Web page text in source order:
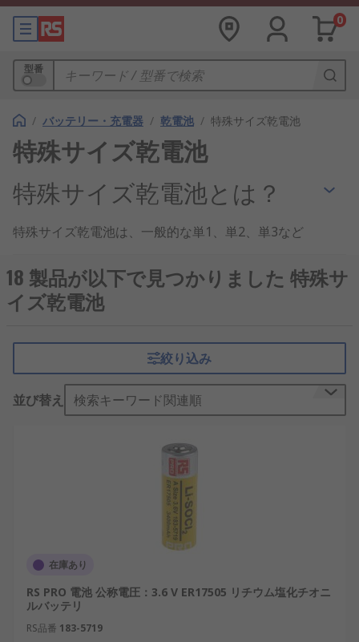
0
型番
/ バッテリー・充電器 / 乾電池 / 特殊サイズ乾電池
特殊サイズ乾電池
特殊サイズ乾電池とは？
特殊サイズ乾電池は、一般的な単1、単2、単3など
用途やデバイス向けに設計された製品群です。小型
化、高電圧、長寿命など、様々な特性を持つため、
産業用からホビー用途まで幅広く使用されていま
特殊サイズ乾電池の仕組み
特殊サイズ乾電池は、基本的には一般的な乾電池と
構造になっています。外部回路を通じて電子が流れ
ることで、電力を供給します。
これらの乾電池の主な機能は、限られた空間や特殊
な構造を持つ機器に電力を供給することです。たと
えば、超小型のIoTデバイスや通信モジュールで
は、通常サイズの乾電池ではスペース的に収まらな
いことがあります。そこで、単3の半分乾電池や単3
の2/3乾電池などが選ばれます。また、一定期間に
わたり長時間動作が必要な産業用センサーやロジス
ティクス用の監視タグなどでは、高容量・高電圧の
18 製品が以下で見つかりました 特殊サ
イズ乾電池
絞り込み
並び替え 検索キーワード関連順
在庫あり
RS PRO 電池 公称電圧：3.6 V ER17505 リチウム塩化チオニ
ルバッテリ
RS品番 183-5719